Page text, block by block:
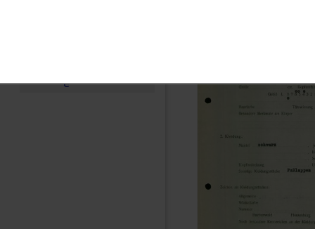
e